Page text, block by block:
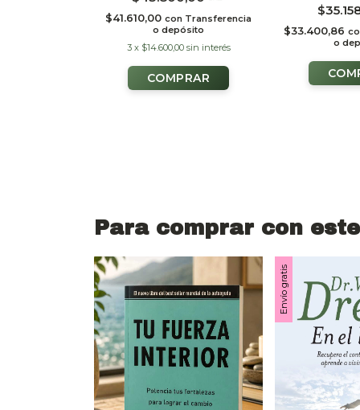
$41.610,00 con Transferencia
o depósito
3 x $14.600,00 sin interés
$33.400,86
o
Para comprar con
Envío gratis